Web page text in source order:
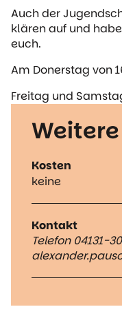
Auch der
klären auf und
euch.
Am Donerstag von
Freitag und
Kosten
keine
Kontakt
Telefon 04131-